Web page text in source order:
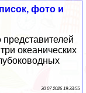
фото и
океанических
30 07 2026 19:33:55